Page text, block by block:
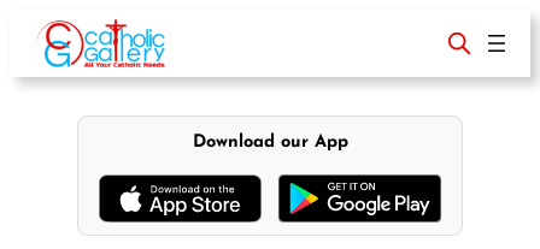
content
Download our App